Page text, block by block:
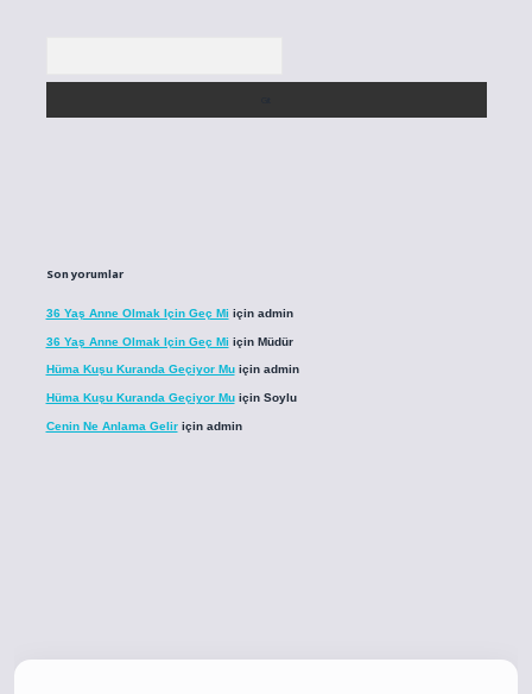
Son yorumlar
36 Yaş Anne Olmak Için Geç Mi için admin
36 Yaş Anne Olmak Için Geç Mi için Müdür
Hüma Kuşu Kuranda Geçiyor Muiçin admin
Hüma Kuşu Kuranda Geçiyor Muiçin Soylu
Cenin Ne Anlama Geliriçin admin